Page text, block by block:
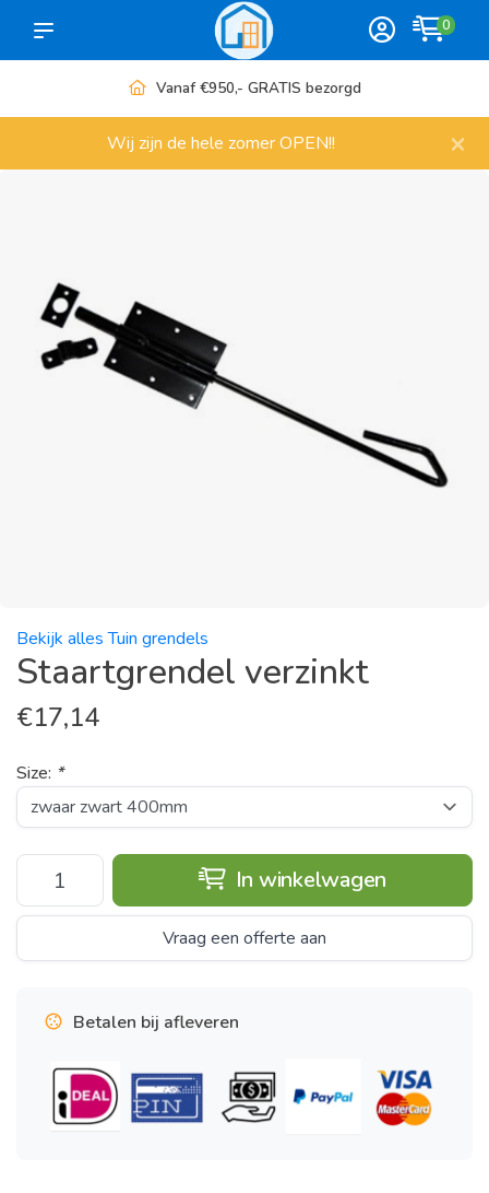
0
Vanaf €950,- GRATIS bezorgd
Wij zijn de hele zomer OPEN!! ×
Bekijk alles Tuin grendels
Staartgrendel verzinkt
€17,14
Size: *
In winkelwagen
Vraag een offerte aan
Betalen bij afleveren